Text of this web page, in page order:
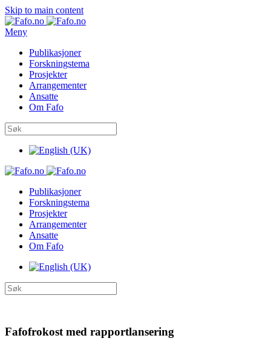
Skip to main content
Meny
Publikasjoner
Forskningstema
Prosjekter
Arrangementer
Ansatte
Om Fafo
Publikasjoner
Forskningstema
Prosjekter
Arrangementer
Ansatte
Om Fafo
Fafofrokost med rapportlansering